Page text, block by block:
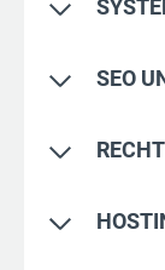
(CMS)
SEO
Keywords